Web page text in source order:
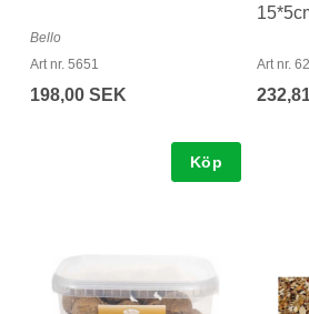
Bello
Art nr. 5651
198,00 SEK
Köp
Art nr.